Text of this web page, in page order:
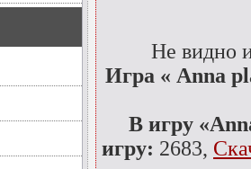
Не видно
Игра « Anna
В игру
игру: 2683,